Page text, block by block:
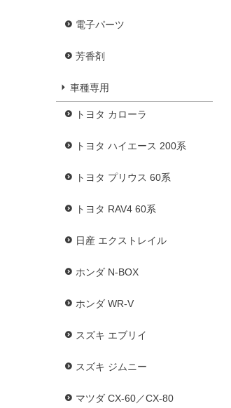
電子パーツ
芳香剤
車種専用
トヨタ カローラ
トヨタ ハイエース 200系
トヨタ プリウス 60系
トヨタ RAV4 60系
日産 エクストレイル
ホンダ N-BOX
ホンダ WR-V
スズキ エブリイ
スズキ ジムニー
マツダ CX-60／CX-80